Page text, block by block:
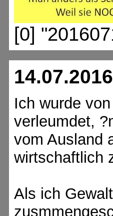
[0]
Ich wurde
verleumdet,
vom Ausland
wirtschaftlich
Als ich